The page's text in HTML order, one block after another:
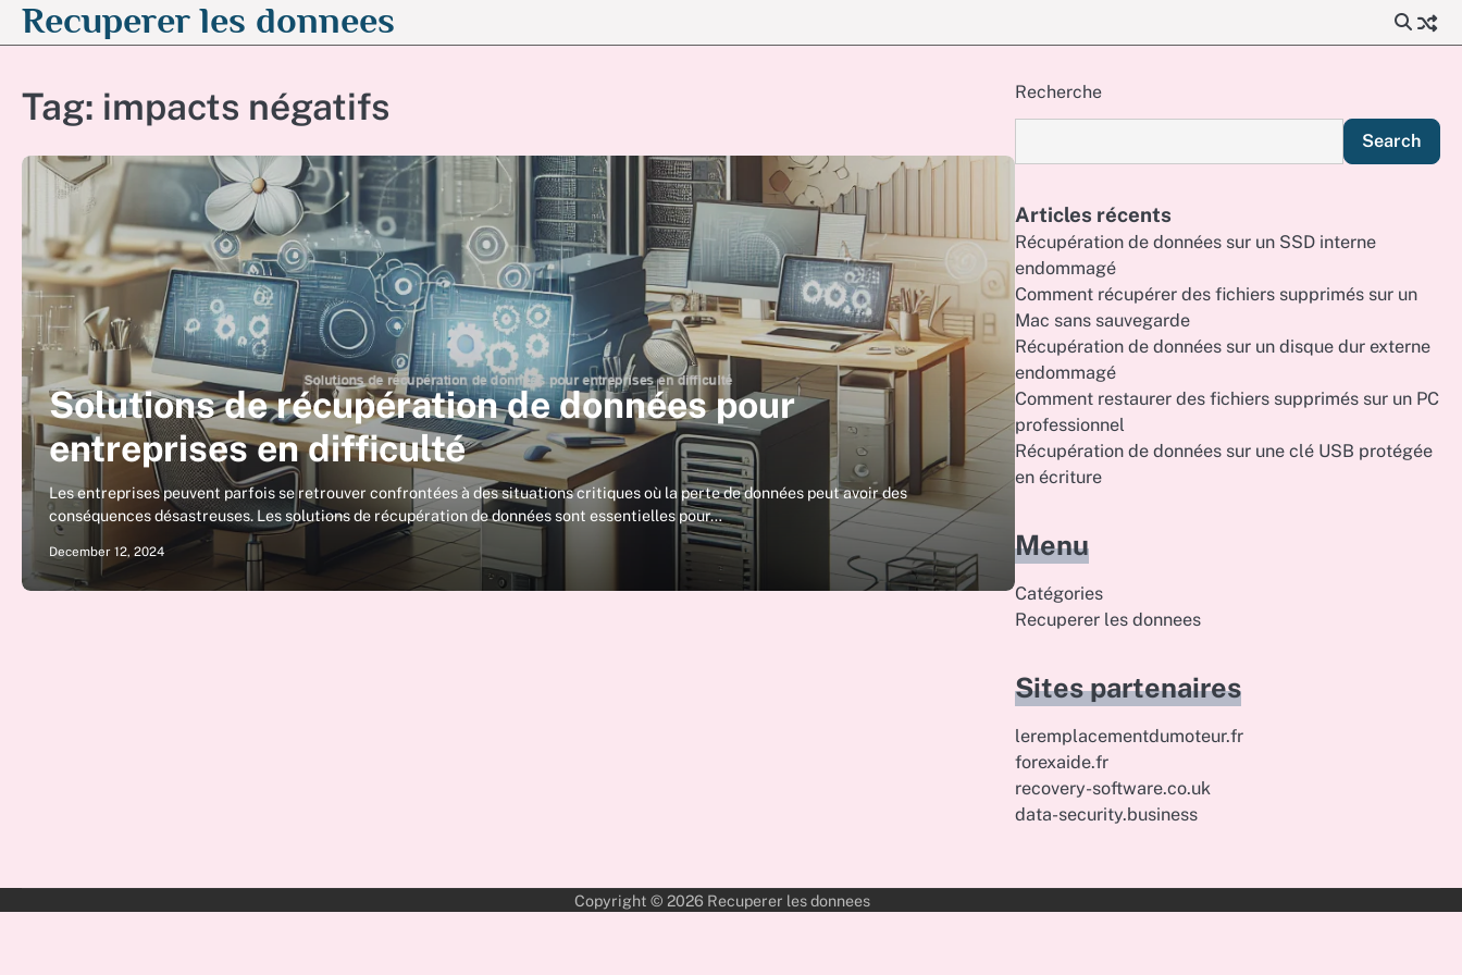
SkipRecuperer les donnees
Tag: impacts négatifs
Solutions de récupération de données pour
entreprises en difficulté
Les entreprises peuvent parfois se retrouver confrontées à des situations critiques où la perte de données peut avoir des
conséquences désastreuses. Les solutions de récupération de données sont essentielles pour…
December 12, 2024
Recherche
Search
Articles récents
Récupération de données sur un SSD interne
endommagé
Comment récupérer des fichiers supprimés sur un
Mac sans sauvegarde
Récupération de données sur un disque dur externe
endommagé
Comment restaurer des fichiers supprimés sur un PC
professionnel
Récupération de données sur une clé USB protégée
en écriture
Menu
Catégories
Recuperer les donnees
Sites partenaires
leremplacementdumoteur.fr
forexaide.fr
recovery-software.co.uk
data-security.business
Copyright © 2026 Recuperer les donnees